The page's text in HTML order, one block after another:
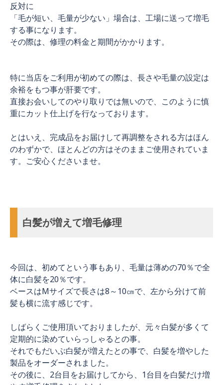
反対に
「毛が短い、毛量が少ない」場合は、工場に送って増毛
する事になります。
その際は、修理の料金と期間がかかります。
特に当店をご利用が初めての際は、長さや毛量の設定は
余裕をもつ事が肝要です。
直接お会いしてのやり取りでは無いので、このように慎
重にカット仕上げを行なっております。
とはいえ、完成品をお届けして再調整をされる方はほん
のわずかで、ほとんどの方はそのままご使用されていま
す。ご安心くださいませ。
白髪が増えて増毛修理
今回は、初めてという事もあり、毛量は薄めの70％で全
体に白髪を20％です。
ベースはMサイズで長さは8～10㎝で、左から分けて前
髪も横に流す感じです。
しばらくご使用頂いておりましたが、元々白髪が多くて
定期的に染めていらっしゃるとの事。
それでもだいぶ白髪が増えたとの事で、白髪を増やした
製品をオーダーされました。
その後に、2台目をお届けしてから、1台目を白髪だけ増